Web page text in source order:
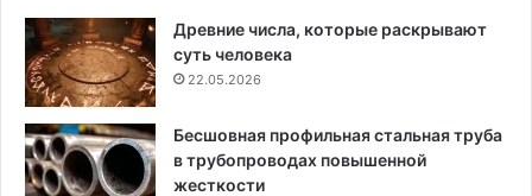
Древние числа, которые раскрывают
суть человека
22.05.2026
Бесшовная профильная стальная труба
в трубопроводах повышенной
жесткости